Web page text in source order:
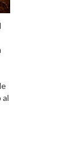
al